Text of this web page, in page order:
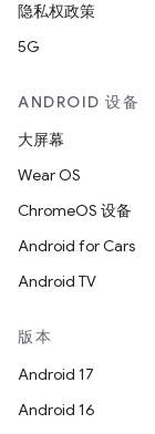
隐私权政策
5G
ANDROID 设备
大屏幕
Wear OS
ChromeOS 设备
Android for Cars
Android TV
版本
Android 17
Android 16